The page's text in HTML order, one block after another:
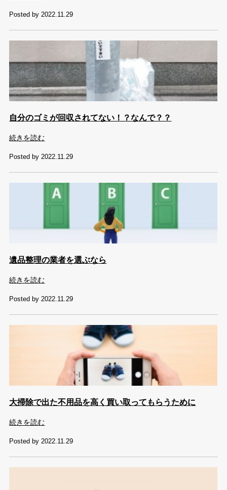
Posted by 2022.11.29
自分のゴミが回収されてない！？なんで？？
続きを読む
Posted by 2022.11.29
遺品整理の業者を選ぶなら
続きを読む
Posted by 2022.11.29
大掃除で出た不用品を高く買い取ってもらうために
続きを読む
Posted by 2022.11.29